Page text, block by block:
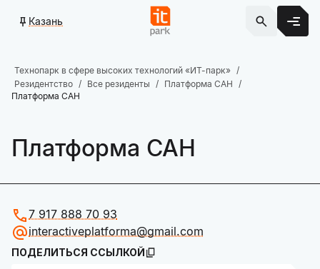
Казань
Технопарк в сфере высоких технологий «ИТ-парк»
Резидентство
Все резиденты
Платформа САН
Платформа САН
Платформа САН
7 917 888 70 93
interactiveplatforma@gmail.com
ПОДЕЛИТЬСЯ ССЫЛКОЙ